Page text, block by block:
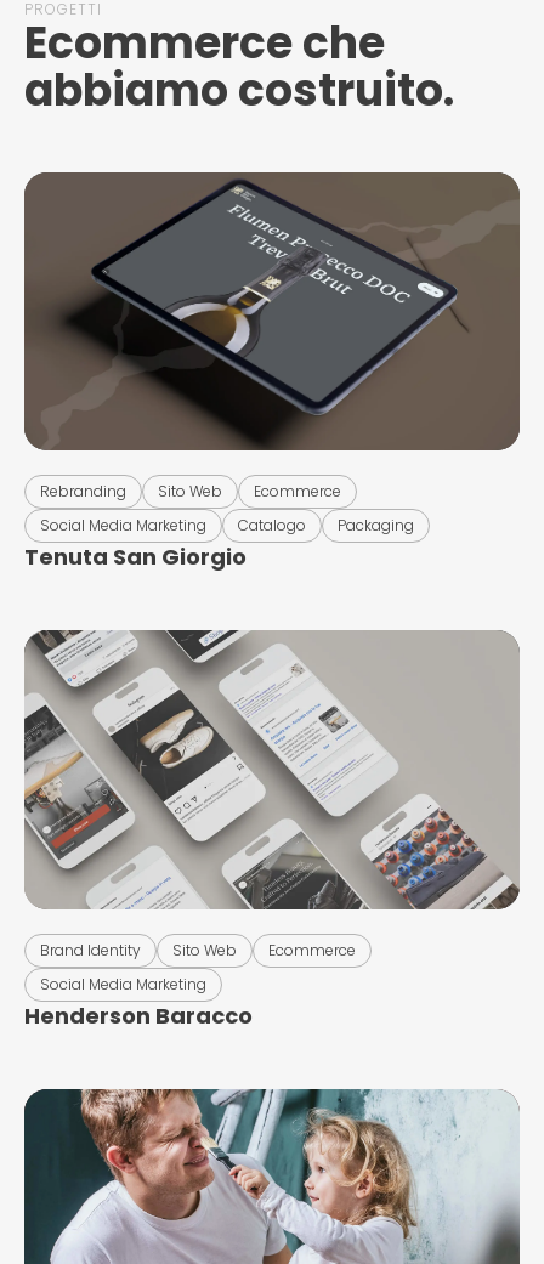
PROGETTI
Ecommerce che
abbiamo costruito.
Rebranding Sito Web
Ecommerce
Social Media Marketing
Catalogo Packaging
Tenuta San Giorgio
Brand Identity Sito Web
Ecommerce
Social Media Marketing
Henderson Baracco